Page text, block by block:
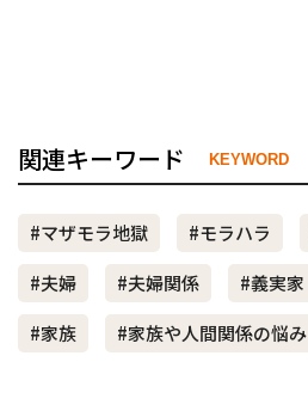
関連キーワード KEYWORD
#マザモラ地獄 #モラハラ
#夫婦
#夫婦関係 #義実家
#家族
#家族や人間関係の悩み